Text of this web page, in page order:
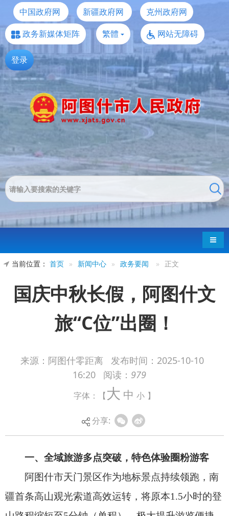
中国政府网 新疆政府网
克州政府网
政务新媒体矩阵
繁體 网站无障碍
登录
导航
当前位置： 首页 » 新闻中心 » 政务要闻 » 正文
国庆中秋长假，阿图什文
旅“C位”出圈！
来源：阿图什零距离 发布时间： 2025-10-10
16:20
阅读： 979
字体：【大 中 小 】
分享:
一、全域旅游多点突破，特色体验圈粉游客
阿图什市天门景区作为地标景点持续领跑，南
疆首条高山观光索道高效运转，将原本1.5小时的登
山路程缩短至5分钟（单程），极大提升游览便捷
给等全方位接待服务。每日上演的歌舞演艺更是氛
围拉满——欢快的麦西来甫节奏响起时，演员们主
动邀请游客共舞，不分地域与民族的互动场景成为
景区“暖心名片”。